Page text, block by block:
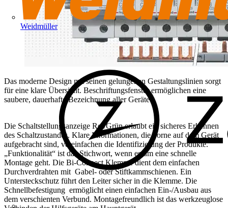
Weidmüller
Das moderne Design mit seinen gelungenen Gestaltungslinien sorgt
für eine klare Übersicht. Beschriftungsfenster ermöglichen eine
saubere, dauerhafte Bezeichnung aller Geräte.
Die Schaltstellungsanzeige Rot/Grün erlaubt ein sicheres Erkennen
des Schaltzustandes. Klare Informationen, die vorne auf dem Gerät
aufgebracht sind, vereinfachen die Identifizierung der Produkte.
„Funktionalität“ ist das Stichwort, wenn es um eine schnelle
Montage geht. Die Bi-Connect Klemme dient dem einfachen
Durchverdrahten mit Gabel- oder Stiftkammschienen. Ein
Untersteckschutz führt den Leiter sicher in die Klemme. Die
Schnellbefestigung ermöglicht einen einfachen Ein-/Ausbau aus
dem verschienten Verbund. Montagefreundlich ist das werkzeuglose